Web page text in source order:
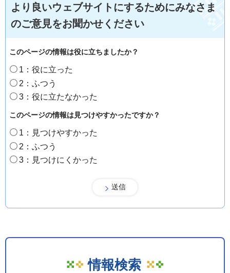
より良いウェブサイトにするためにみなさま
のご意見をお聞かせください
このページの情報は役に立ちましたか？
1：役に立った
2：ふつう
3：役に立たなかった
このページの情報は見つけやすかったですか？
1：見つけやすかった
2：ふつう
3：見つけにくかった
情報検索